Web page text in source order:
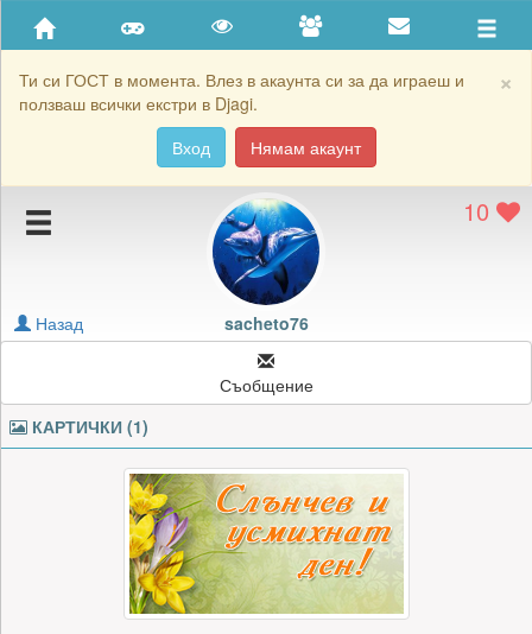
×
Ти си ГОСТ в момента. Влез в акаунта си за да играеш и
ползваш всички екстри в Djagi.
Вход
Нямам акаунт
Приятели
Хронология на игри
Подаръците на sacheto76
Картичките на sacheto76
Блокирай sacheto76
10
sacheto76
Назад
Съобщение
КАРТИЧКИ (1)